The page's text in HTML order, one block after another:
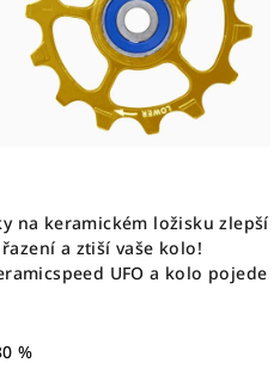
na keramickém ložisku zlepší
a ztiší vaše kolo!
UFO a kolo pojede
%